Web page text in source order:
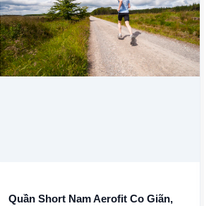
Quần Short Nam Aerofit Co Giãn,